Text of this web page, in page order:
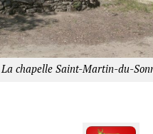
La chapelle Saint-Martin-du-